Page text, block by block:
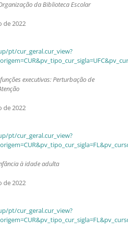
da Biblioteca Escolar
de 2022
pt/cur_geral.cur_view?
executivas: Perturbação de
de 2022
pt/cur_geral.cur_view?
à idade adulta
de 2022
pt/cur_geral.cur_view?